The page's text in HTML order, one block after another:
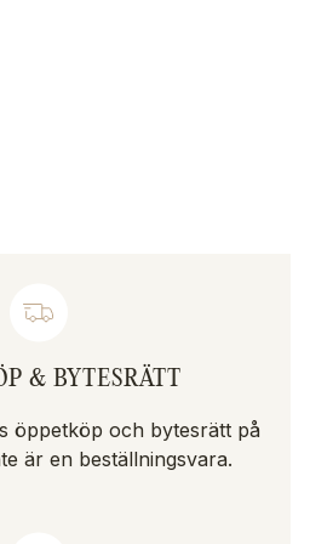
& BYTESRÄTT
öppetköp och bytesrätt på
är en beställningsvara.